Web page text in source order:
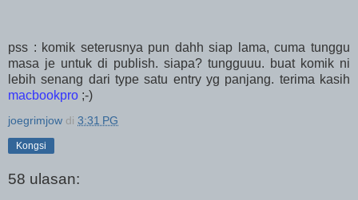
pss : komik seterusnya pun dahh siap lama, cuma tunggu
masa je untuk di publish. siapa? tungguuu. buat komik ni
lebih senang dari type satu entry yg panjang. terima kasih
macbookpro ;-)
joegrimjow di 3:31 PG
Kongsi
58 ulasan: